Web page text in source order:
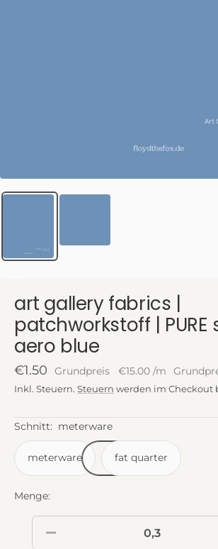
art gallery fabrics |
patchworkstoff | PURE
aero blue
Angebotspreis
€1.50 Grundpreis €15.00 /m
Inkl. Steuern. Steuern werden im Checkout
Schnitt: meterware
meterware fat quarter
Menge: